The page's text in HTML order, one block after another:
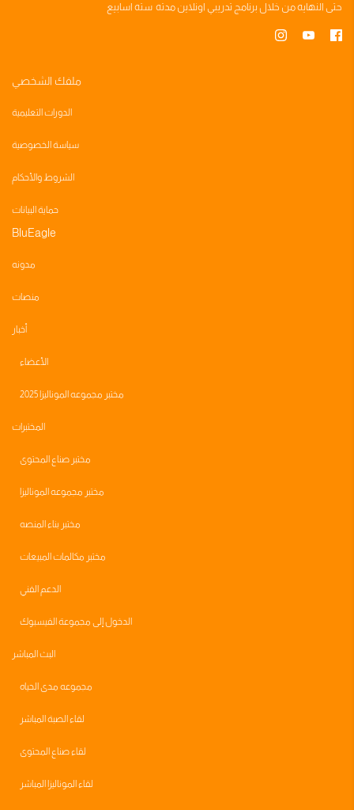
حتى النهايه من خلال برنامج تدريبي اونلاين مدته سته اسابيع
ملفك الشخصي
الدورات التعليمية
سياسة الخصوصية
الشروط والأحكام
حماية البيانات
BluEagle
مدونه
منصات
أخبار
الأعضاء
مختبر مجموعه الموناليزا 2025
المختبرات
مختبر صناع المحتوى
مختبر مجموعه الموناليزا
مختبر بناء المنصه
مختبر مكالمات المبيعات
الدعم الفني
الدخول إلى مجموعة الفيسبوك
البث المباشر
مجموعه مدى الحياه
لقاء الصبة المباشر
لقاء صناع المحتوى
لقاء الموناليزا المباشر